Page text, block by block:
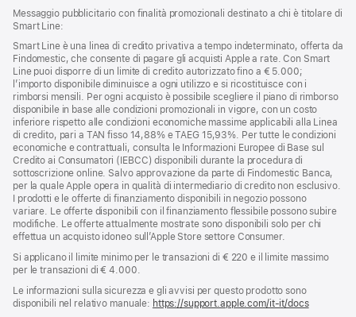
Messaggio pubblicitario con finalità promozionali destinato a chi è titolare di
Smart Line:
Smart Line è una linea di credito privativa a tempo indeterminato, offerta da
Findomestic, che consente di pagare gli acquisti Apple a rate. Con Smart
Line puoi disporre di un limite di credito autorizzato fino a € 5.000;
l’importo disponibile diminuisce a ogni utilizzo e si ricostituisce con i
rimborsi mensili. Per ogni acquisto è possibile scegliere il piano di rimborso
disponibile in base alle condizioni promozionali in vigore, con un costo
inferiore rispetto alle condizioni economiche massime applicabili alla Linea
di credito, pari a TAN fisso 14,88% e TAEG 15,93%. Per tutte le condizioni
economiche e contrattuali, consulta le Informazioni Europee di Base sul
Credito ai Consumatori (IEBCC) disponibili durante la procedura di
sottoscrizione online. Salvo approvazione da parte di Findomestic Banca,
per la quale Apple opera in qualità di intermediario di credito non esclusivo.
I prodotti e le offerte di finanziamento disponibili in negozio possono
variare. Le offerte disponibili con il finanziamento flessibile possono subire
modifiche. Le offerte attualmente mostrate sono disponibili solo per chi
effettua un acquisto idoneo sull’Apple Store settore Consumer.
Si applicano il limite minimo per le transazioni di € 220 e il limite massimo
per le transazioni di € 4.000.
Le informazioni sulla sicurezza e gli avvisi per questo prodotto sono
disponibili nel relativo manuale: https://support.apple.com/it-it/docs(si